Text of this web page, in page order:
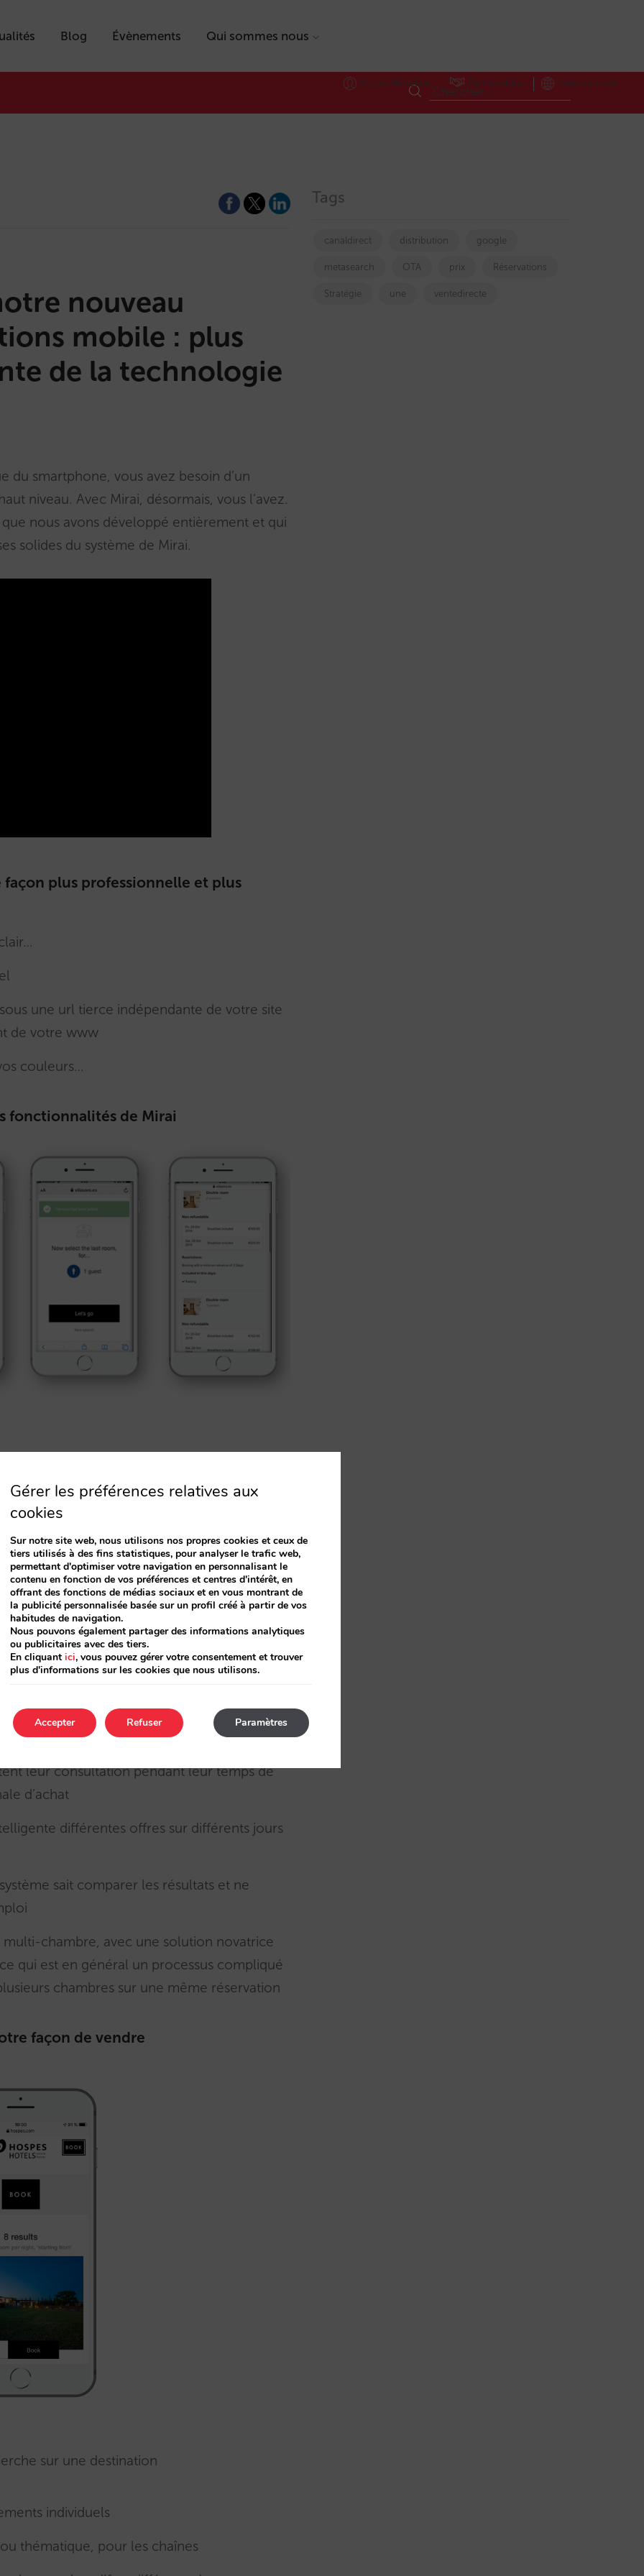
Blog Évènements Qui sommes nous
Accès Hôteliers Partnerships International
nouveau
mobile : plus
de la technologie
du smartphone, vous avez besoin d’un
niveau. Avec Mirai, désormais, vous l’avez.
nous avons développé entièrement et qui
solides du système de Mirai.
plus professionnelle et plus
une url tierce indépendante de votre site
de votre www
couleurs…
fonctionnalités de Mirai
sont traitées à l’aide d’un assistant qui
responsive. À la différence des
un processus spécifique aux smartphones,
ordinateurs de bureau (desktop), ce qui
d’utilisation et d’optimiser la conversion
Le nouveau moteur mobile
compte dès la première utilisation
chaque cas …et parfois même seulement
choisis. Nous facilitons la recherche
leur consultation pendant leur temps de
d’achat
différentes offres sur différents jours
sait comparer les résultats et ne
chambre, avec une solution novatrice
qui est en général un processus compliqué
chambres sur une même réservation
façon de vendre
sur une destination
individuels
thématique, pour les chaînes
Tags
canaldirect distribution google
metasearch OTA prix Réservations
Stratégie une ventedirecte
Gérer les préférences relatives aux
cookies
Sur notre site web, nous utilisons nos propres cookies et ceux de
tiers utilisés à des fins statistiques, pour analyser le trafic web,
permettant d'optimiser votre navigation en personnalisant le
contenu en fonction de vos préférences et centres d'intérêt, en
offrant des fonctions de médias sociaux et en vous montrant de
la publicité personnalisée basée sur un profil créé à partir de vos
habitudes de navigation.
Nous pouvons également partager des informations analytiques
ou publicitaires avec des tiers.
En cliquant ici, vous pouvez gérer votre consentement et trouver
plus d'informations sur les cookies que nous utilisons.
Accepter Paramètres
Refuser